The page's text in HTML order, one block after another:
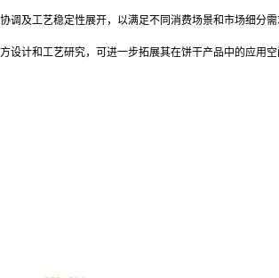
及工艺稳定性展开，以满足不同消费场景和市场细分需
计和工艺研究，可进一步拓展其在饼干产品中的应用